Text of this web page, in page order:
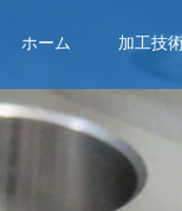
ホーム 加工技